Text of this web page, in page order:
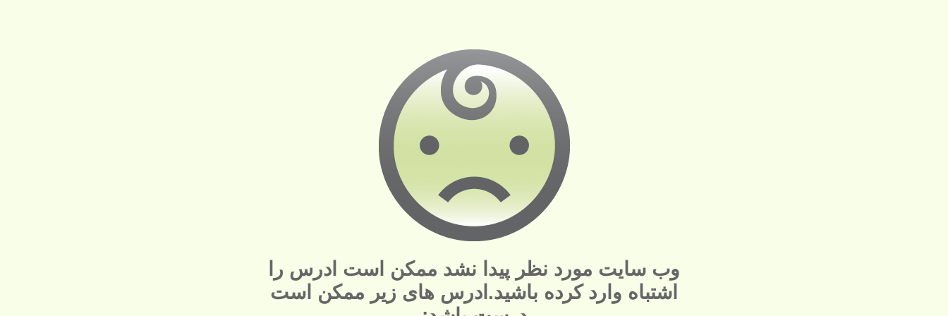
وب سایت مورد نظر پیدا نشد ممکن است ادرس را
اشتباه وارد کرده باشید.ادرس های زیر ممکن است